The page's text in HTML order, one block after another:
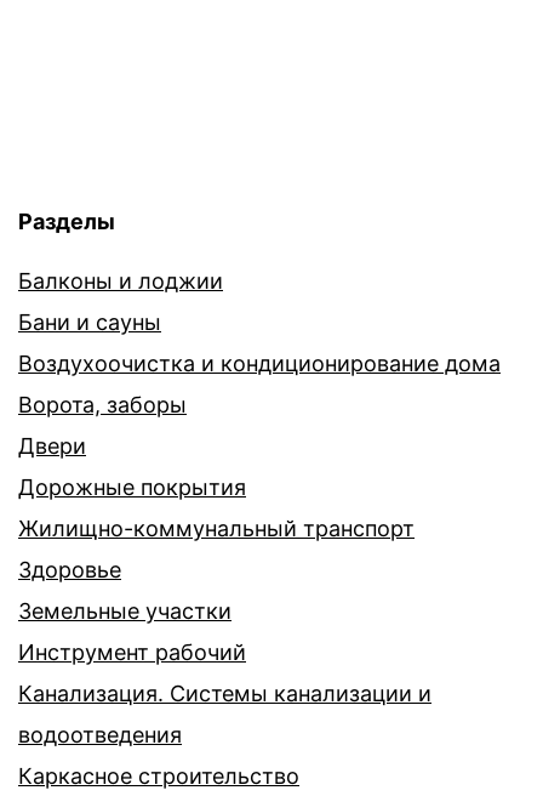
Разделы
Балконы и лоджии
Бани и сауны
Воздухоочистка и кондиционирование дома
Ворота, заборы
Двери
Дорожные покрытия
Жилищно-коммунальный транспорт
Здоровье
Земельные участки
Инструмент рабочий
Канализация. Системы канализации и
водоотведения
Каркасное строительство